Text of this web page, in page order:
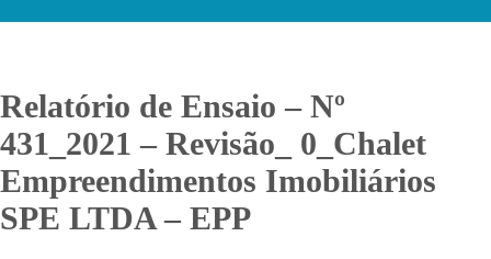
Relatório de Ensaio – Nº
431_2021 – Revisão_ 0_Chalet
Empreendimentos Imobiliários
SPE LTDA – EPP